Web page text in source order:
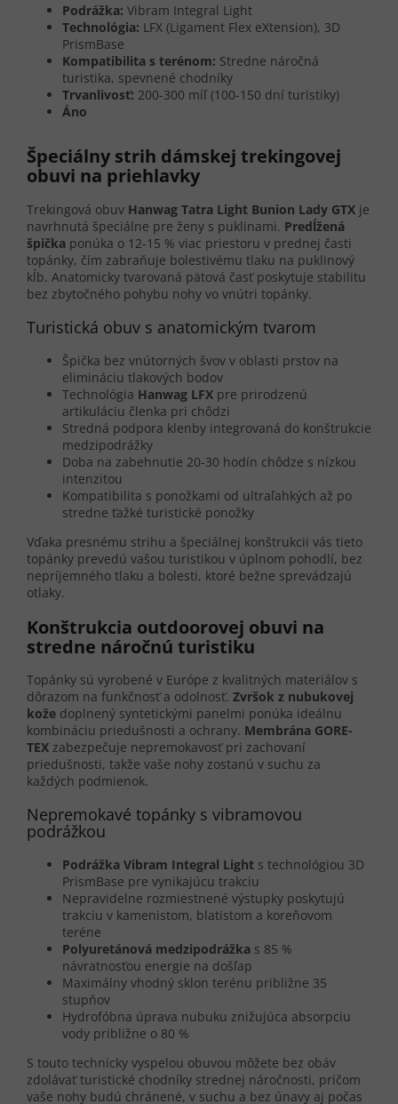
Podrážka: Vibram Integral Light
Technológia: LFX (Ligament Flex eXtension), 3D
PrismBase
Kompatibilita s terénom: Stredne náročná
turistika, spevnené chodníky
Trvanlivosť: 200-300 míľ (100-150 dní turistiky)
Áno
Špeciálny strih dámskej trekingovej
obuvi na priehlavky
Trekingová obuv Hanwag Tatra Light Bunion Lady GTX je
navrhnutá špeciálne pre ženy s puklinami. Predĺžená
špička ponúka o 12-15 % viac priestoru v prednej časti
topánky, čím zabraňuje bolestivému tlaku na puklinový
kĺb. Anatomicky tvarovaná pätová časť poskytuje stabilitu
bez zbytočného pohybu nohy vo vnútri topánky.
Turistická obuv s anatomickým tvarom
Špička bez vnútorných švov v oblasti prstov na
elimináciu tlakových bodov
Technológia Hanwag LFX pre prirodzenú
artikuláciu členka pri chôdzi
Stredná podpora klenby integrovaná do konštrukcie
medzipodrážky
Doba na zabehnutie 20-30 hodín chôdze s nízkou
intenzitou
Kompatibilita s ponožkami od ultraľahkých až po
stredne ťažké turistické ponožky
Vďaka presnému strihu a špeciálnej konštrukcii vás tieto
topánky prevedú vašou turistikou v úplnom pohodlí, bez
nepríjemného tlaku a bolesti, ktoré bežne sprevádzajú
otlaky.
Konštrukcia outdoorovej obuvi na
stredne náročnú turistiku
Topánky sú vyrobené v Európe z kvalitných materiálov s
dôrazom na funkčnosť a odolnosť. Zvršok z nubukovej
kože doplnený syntetickými panelmi ponúka ideálnu
kombináciu priedušnosti a ochrany. Membrána GORE-
TEX zabezpečuje nepremokavosť pri zachovaní
priedušnosti, takže vaše nohy zostanú v suchu za
každých podmienok.
Nepremokavé topánky s vibramovou
podrážkou
Podrážka Vibram Integral Light s technológiou 3D
PrismBase pre vynikajúcu trakciu
Nepravidelne rozmiestnené výstupky poskytujú
trakciu v kamenistom, blatistom a koreňovom
teréne
Polyuretánová medzipodrážka s 85 %
návratnosťou energie na došľap
Maximálny vhodný sklon terénu približne 35
stupňov
Hydrofóbna úprava nubuku znižujúca absorpciu
vody približne o 80 %
S touto technicky vyspelou obuvou môžete bez obáv
zdolávať turistické chodníky strednej náročnosti, pričom
vaše nohy budú chránené, v suchu a bez únavy aj počas